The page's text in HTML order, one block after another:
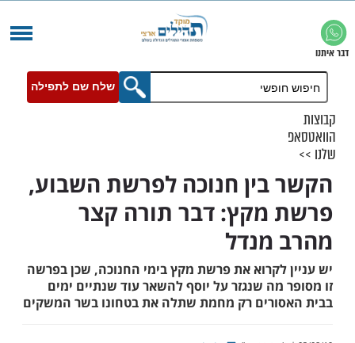
שלח שם לתפילה
חנוכה לפרשת השבוע,
מקץ: דבר תורה קצר
מנדל
לקרוא את פרשת מקץ בימי החנוכה, שכן בפרשה